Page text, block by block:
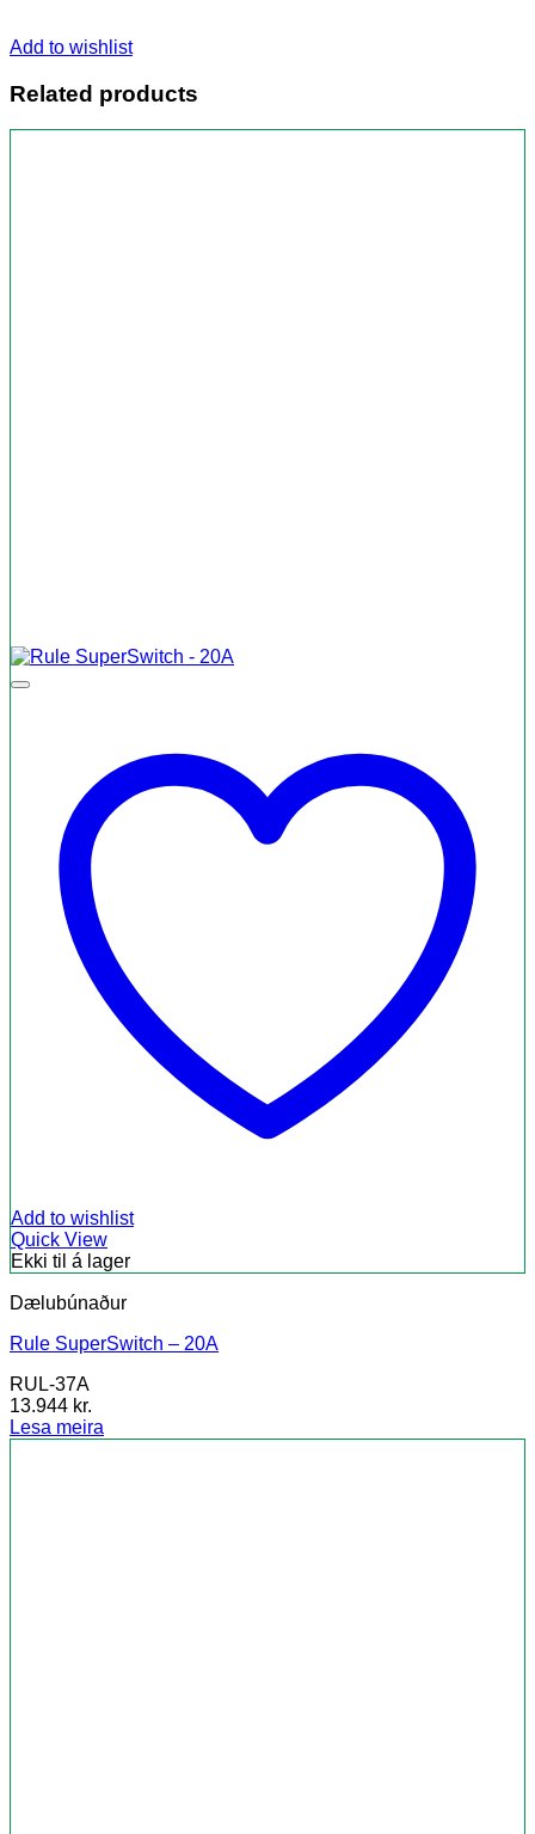
Add to wishlist
Related products
Add to wishlist
Quick View
Ekki til á lager
Dælubúnaður
Rule SuperSwitch – 20A
RUL-37A
13.944 kr.
Lesa meira